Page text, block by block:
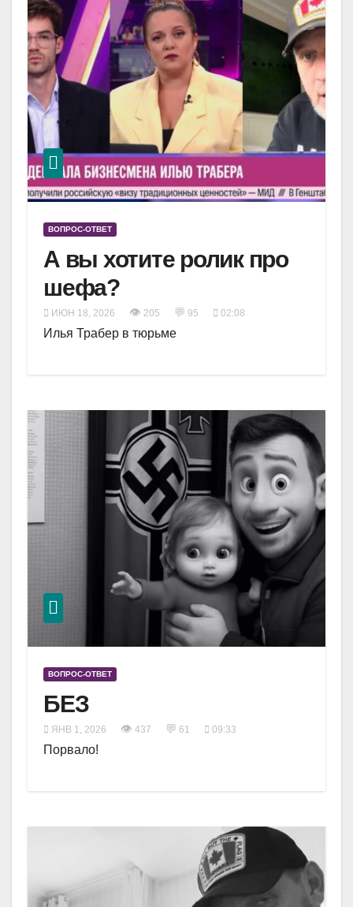
ВОПРОС-ОТВЕТ
А вы хотите ролик про
шефа?
ИЮН 18, 2026 👁 205 💬 95 02:08
Илья Трабер в тюрьме
ВОПРОС-ОТВЕТ
БЕЗ
ЯНВ 1, 2026 👁 437 💬 61 09:33
Порвало!